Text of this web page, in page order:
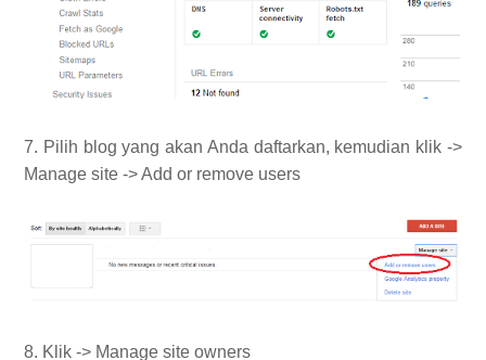
7. Pilih blog yang akan Anda daftarkan, kemudian klik ->
Manage site -> Add or remove users
8. Klik -> Manage site owners